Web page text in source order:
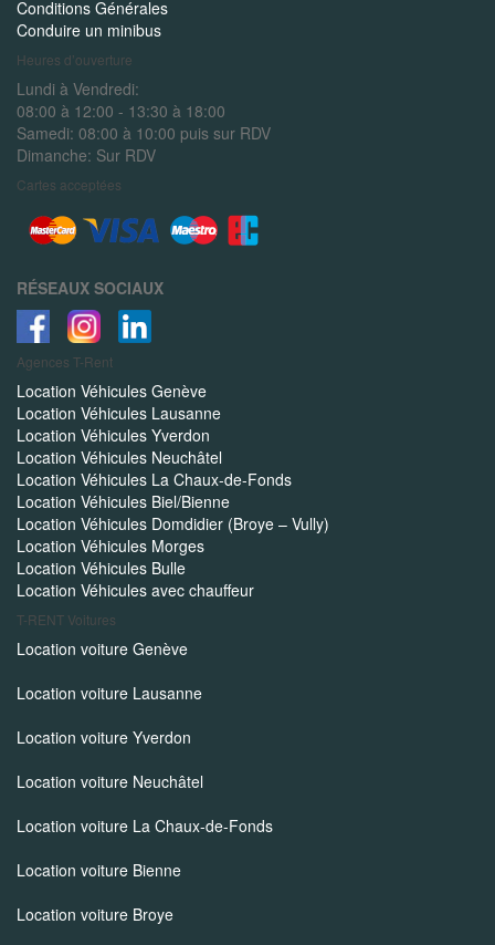
Conditions Générales
Conduire un minibus
Heures d’ouverture
Lundi à Vendredi:
08:00 à 12:00 - 13:30 à 18:00
Samedi: 08:00 à 10:00 puis sur RDV
Dimanche: Sur RDV
Cartes acceptées
RÉSEAUX SOCIAUX
Agences T-Rent
Location Véhicules Genève
Location Véhicules Lausanne
Location Véhicules Yverdon
Location Véhicules Neuchâtel
Location Véhicules La Chaux-de-Fonds
Location Véhicules Biel/Bienne
Location Véhicules Domdidier (Broye – Vully)
Location Véhicules Morges
Location Véhicules Bulle
Location Véhicules avec chauffeur
T-RENT Voitures
Location voiture Genève
Location voiture Lausanne
Location voiture Yverdon
Location voiture Neuchâtel
Location voiture La Chaux-de-Fonds
Location voiture Bienne
Location voiture Broye